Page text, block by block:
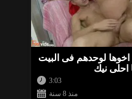
BellaWow
لوحدهم فى البيت
احلى نيك
3:03
منذ 8 سنة